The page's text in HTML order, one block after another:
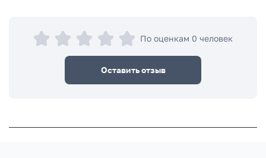
По оценкам 0 человек
Оставить отзыв